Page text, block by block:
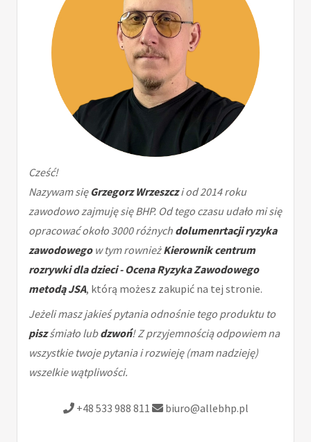
Cześć!
Nazywam sięGrzegorz Wrzeszczi od 2014 roku
zawodowo zajmuję się BHP. Od tego czasu udało mi się
opracować około 3000 różnych dolumenrtacji ryzyka
zawodowegow tym rownieżKierownik centrum
rozrywki dla dzieci - Ocena Ryzyka Zawodowego
metodą JSA, którą możesz zakupić na tej stronie.
Jeżeli masz jakieś pytania odnośnie tego produktu to
piszśmiało lubdzwoń! Z przyjemnością odpowiem na
wszystkie twoje pytania i rozwieję (mam nadzieję)
wszelkie wątpliwości.
+48 533 988 811 biuro@allebhp.pl